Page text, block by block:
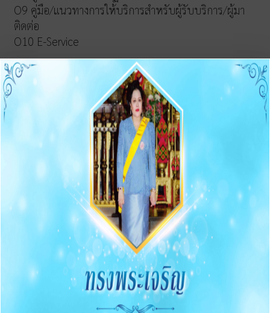
O9 คู่มือ/แนวทางการให้บริการสำหรับผู้รับบริการ/ผู้มา
ติดต่อ
O10 E-Service
การบริหารเงินงบประมาณ
รายการและความก้าวหน้าการจัดซื้อจัดจ้างและจัดหาพัสดุ
ประกาศต่างๆ เกี่ยวกับการจัดซื้อจัดจ้าง/จัดหาพัสดุ
ความก้าวหน้าการจัดซื้อจัดจ้าง/จัดหาพัสดุ
O11 สรุปผลการจัดซื้อจัดจ้าง/จัดหาพัสดุรายเดือน
O12 รายงานสรุปผลการจัดซื้อจัดจ้าง/จัดหาพัสดุประจำปี
การบริหารและพัฒนาทรัพยากรบุคคล
O13 แผนบริหารและพัฒนาทรัพยากรบุคคล
การดำเนินการตามนโยบายบริหารทรัพยากรบุคคล
หลักเกณฑ์การบริหารและพัฒนาทรัพยากรบุคคล
O14 รายงานผลการบริหารและทรัพยากรบุคคลประจำปี
2568
O15 ประมวลจริยธรรมและขับเคลื่อนจริยธรรม
การขับเคลื่อนจริยธรรม